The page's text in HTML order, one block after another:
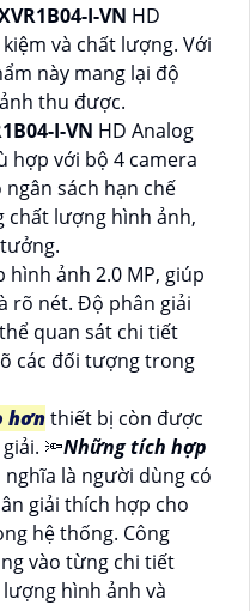
I-VN HD
và chất lượng. Với
này mang lại độ
thu được.
I-VN HD Analog
hợp với bộ 4 camera
sách hạn chế
chất lượng hình ảnh,
ảnh 2.0 MP, giúp
rõ nét. Độ phân giải
quan sát chi tiết
các đối tượng trong
hơnthiết bị còn được
🔦Những tích hợp
nghĩa là người dùng có
giải thích hợp cho
hệ thống. Công
vào từng chi tiết
hình ảnh và